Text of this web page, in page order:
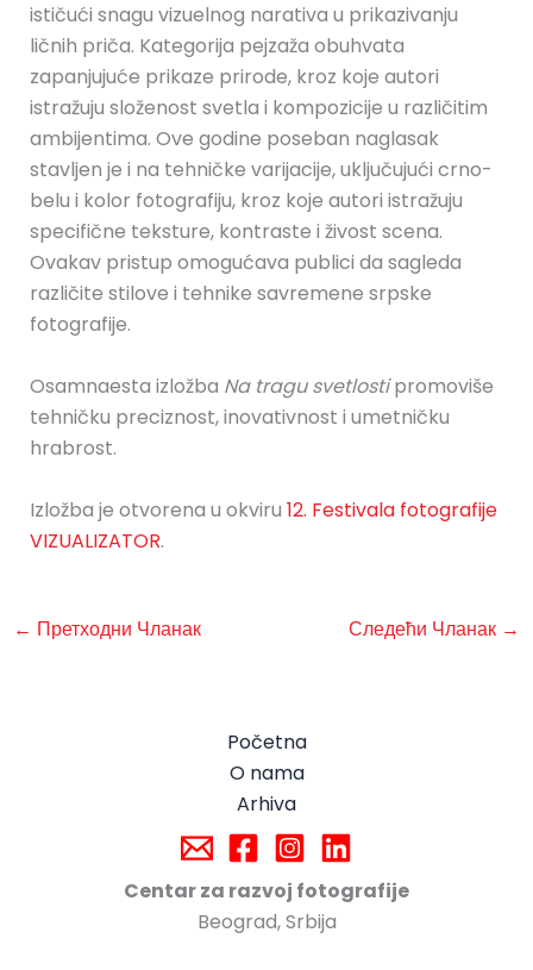
ističući snagu vizuelnog narativa u prikazivanju
ličnih priča. Kategorija pejzaža obuhvata
zapanjujuće prikaze prirode, kroz koje autori
istražuju složenost svetla i kompozicije u različitim
ambijentima. Ove godine poseban naglasak
stavljen je i na tehničke varijacije, uključujući crno-
belu i kolor fotografiju, kroz koje autori istražuju
specifične teksture, kontraste i živost scena.
Ovakav pristup omogućava publici da sagleda
različite stilove i tehnike savremene srpske
fotografije.
Osamnaesta izložba Na tragu svetlostipromoviše
tehničku preciznost, inovativnost i umetničku
hrabrost.
Izložba je otvorena u okviru 12. Festivala fotografije
VIZUALIZATOR.
← Претходни Чланак Следећи Чланак →
Početna
O nama
Arhiva
Centar za razvoj fotografije
Beograd, Srbija